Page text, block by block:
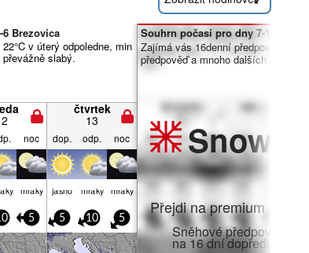
Brezovica
v úterý odpoledne, min
převážně slabý.
čtvrtek
13
noc dop. odp. noc
mraky jasno mraky mraky
5 5 10 5
Souhrn počasí pro dny 7-16:
Zajímá vás 16denní předpověď?
předpověď a mnoho dalších funkcí
Snow
Přejdi na premium a
Sněhové předpovědi
na 16 dní dopředu